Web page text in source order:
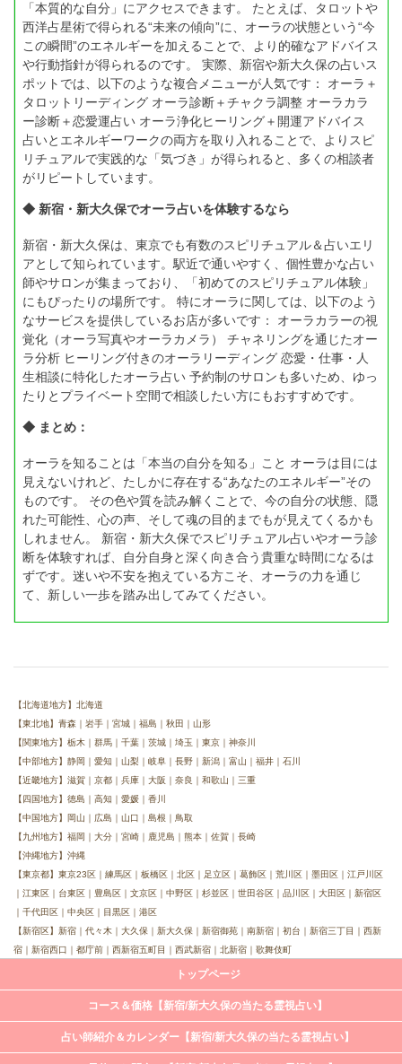
「本質的な自分」にアクセスできます。 たとえば、タロットや
西洋占星術で得られる“未来の傾向”に、オーラの状態という“今
この瞬間”のエネルギーを加えることで、より的確なアドバイス
や行動指針が得られるのです。 実際、新宿や新大久保の占いス
ポットでは、以下のような複合メニューが人気です： オーラ＋
タロットリーディング オーラ診断＋チャクラ調整 オーラカラ
ー診断＋恋愛運占い オーラ浄化ヒーリング＋開運アドバイス
占いとエネルギーワークの両方を取り入れることで、よりスピ
リチュアルで実践的な「気づき」が得られると、多くの相談者
がリピートしています。
◆ 新宿・新大久保でオーラ占いを体験するなら
新宿・新大久保は、東京でも有数のスピリチュアル＆占いエリ
アとして知られています。駅近で通いやすく、個性豊かな占い
師やサロンが集まっており、「初めてのスピリチュアル体験」
にもぴったりの場所です。 特にオーラに関しては、以下のよう
なサービスを提供しているお店が多いです： オーラカラーの視
覚化（オーラ写真やオーラカメラ） チャネリングを通じたオー
ラ分析 ヒーリング付きのオーラリーディング 恋愛・仕事・人
生相談に特化したオーラ占い 予約制のサロンも多いため、ゆっ
たりとプライベート空間で相談したい方にもおすすめです。
◆ まとめ：
オーラを知ることは「本当の自分を知る」こと オーラは目には
見えないけれど、たしかに存在する“あなたのエネルギー”その
ものです。 その色や質を読み解くことで、今の自分の状態、隠
れた可能性、心の声、そして魂の目的までもが見えてくるかも
しれません。 新宿・新大久保でスピリチュアル占いやオーラ診
断を体験すれば、自分自身と深く向き合う貴重な時間になるは
ずです。迷いや不安を抱えている方こそ、オーラの力を通じ
て、新しい一歩を踏み出してみてください。
【北海道地方】北海道
【東北地】青森｜岩手｜宮城｜福島｜秋田｜山形
【関東地方】栃木｜群馬｜千葉｜茨城｜埼玉｜東京｜神奈川
【中部地方】静岡｜愛知｜山梨｜岐阜｜長野｜新潟｜富山｜福井｜石川
【近畿地方】滋賀｜京都｜兵庫｜大阪｜奈良｜和歌山｜三重
【四国地方】徳島｜高知｜愛媛｜香川
【中国地方】岡山｜広島｜山口｜島根｜鳥取
【九州地方】福岡｜大分｜宮崎｜鹿児島｜熊本｜佐賀｜長崎
【沖縄地方】沖縄
【東京都】東京23区｜練馬区｜板橋区｜北区｜足立区｜葛飾区｜荒川区｜墨田区｜江戸川区
｜江東区｜台東区｜豊島区｜文京区｜中野区｜杉並区｜世田谷区｜品川区｜大田区｜新宿区
｜千代田区｜中央区｜目黒区｜港区
【新宿区】新宿｜代々木｜大久保｜新大久保｜新宿御苑｜南新宿｜初台｜新宿三丁目｜西新
宿｜新宿西口｜都庁前｜西新宿五町目｜西武新宿｜北新宿｜歌舞伎町
トップページ
コース＆価格【新宿/新大久保の当たる霊視占い】
占い師紹介＆カレンダー【新宿/新大久保の当たる霊視占い】